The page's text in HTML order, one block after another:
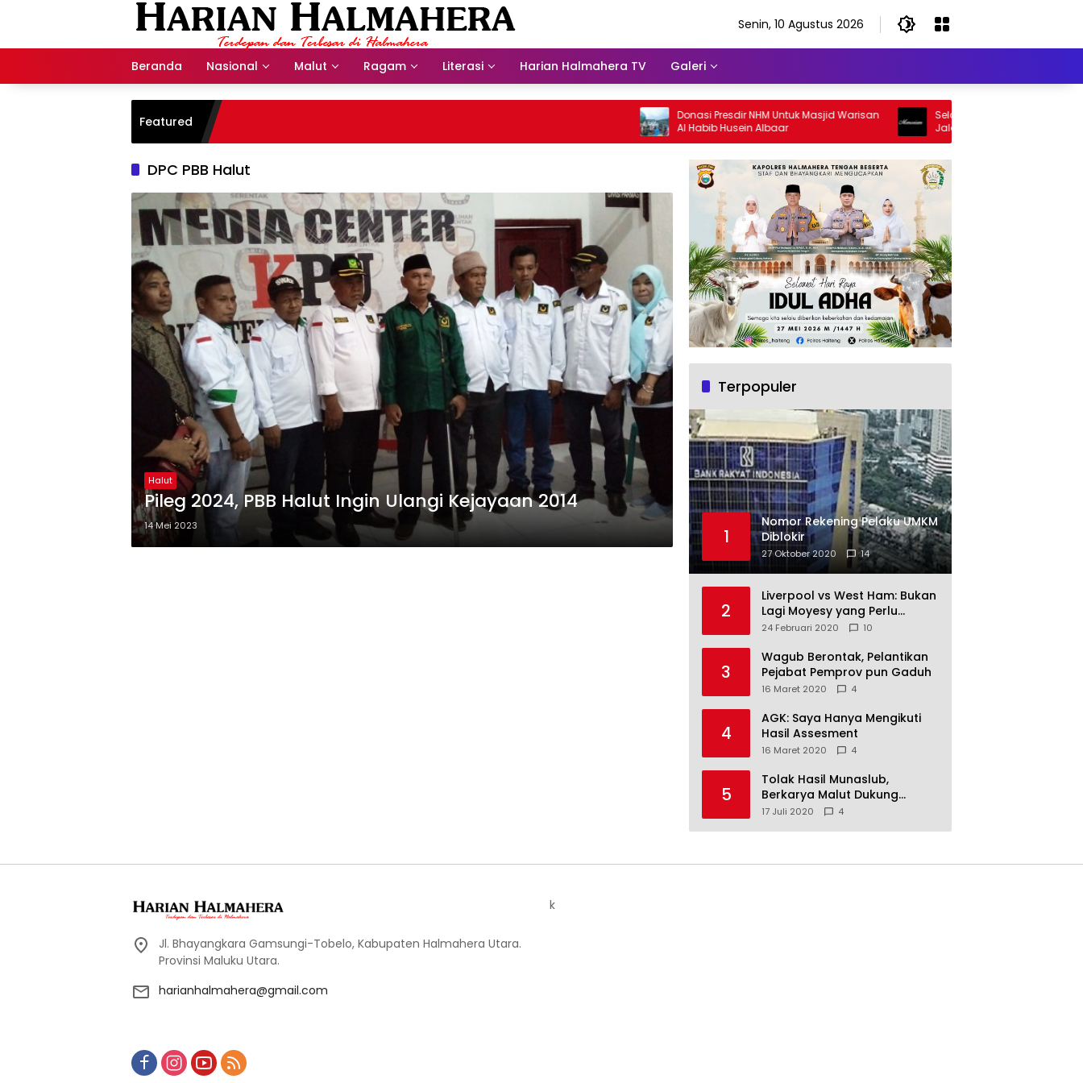
Senin, 10 Agustus 2026
Beranda Nasional Malut Ragam Literasi Harian Halmahera TV Galeri
Featured
Donasi Presdir NHM Untuk Masjid Warisan
Al Habib Husein Albaar
Selamat Jalan Sang Inspirator,
Jalan Abangku Yuslam Idris
DPC PBB Halut
Halut
Pileg 2024, PBB Halut Ingin Ulangi Kejayaan 2014
14 Mei 2023
Terpopuler
1
Nomor Rekening Pelaku UMKM
Diblokir
27 Oktober 2020 14
2
Liverpool vs West Ham: Bukan
Lagi Moyesy yang Perlu
Ditakuti
24 Februari 2020 10
3
Wagub Berontak, Pelantikan
Pejabat Pemprov pun Gaduh
16 Maret 2020 4
4
AGK: Saya Hanya Mengikuti
Hasil Assesment
16 Maret 2020 4
5
Tolak Hasil Munaslub,
Berkarya Malut Dukung
Tommy Soeharto
17 Juli 2020 4
Jl. Bhayangkara Gamsungi-Tobelo, Kabupaten Halmahera Utara.
Provinsi Maluku Utara.
harianhalmahera@gmail.com
k